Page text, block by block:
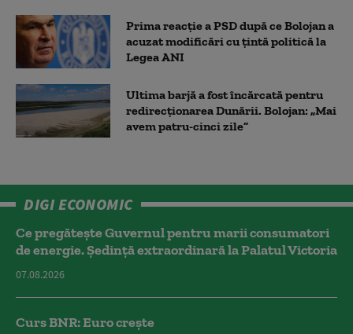
Prima reacție a PSD după ce Bolojan a
acuzat modificări cu țintă politică la
Legea ANI
Ultima barjă a fost încărcată pentru
redirecționarea Dunării. Bolojan: „Mai
avem patru-cinci zile”
DIGI ECONOMIC
Ce pregătește Guvernul pentru marii consumatori
de energie. Ședință extraordinară la Palatul Victoria
07.08.2026
Curs BNR: Euro crește